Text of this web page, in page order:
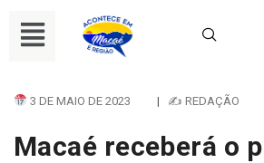
3 DE MAIO DE 2023 | ✍ REDAÇÃO
Macaé receberá o